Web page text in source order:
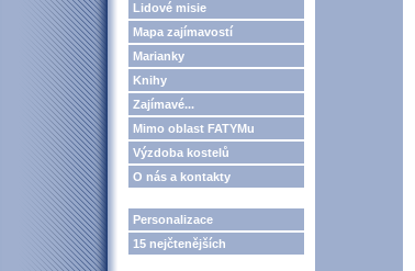
Lidové misie
Mapa zajímavostí
Marianky
Knihy
Zajímavé...
Mimo oblast FATYMu
Výzdoba kostelů
O nás a kontakty
Personalizace
15 nejčtenějších